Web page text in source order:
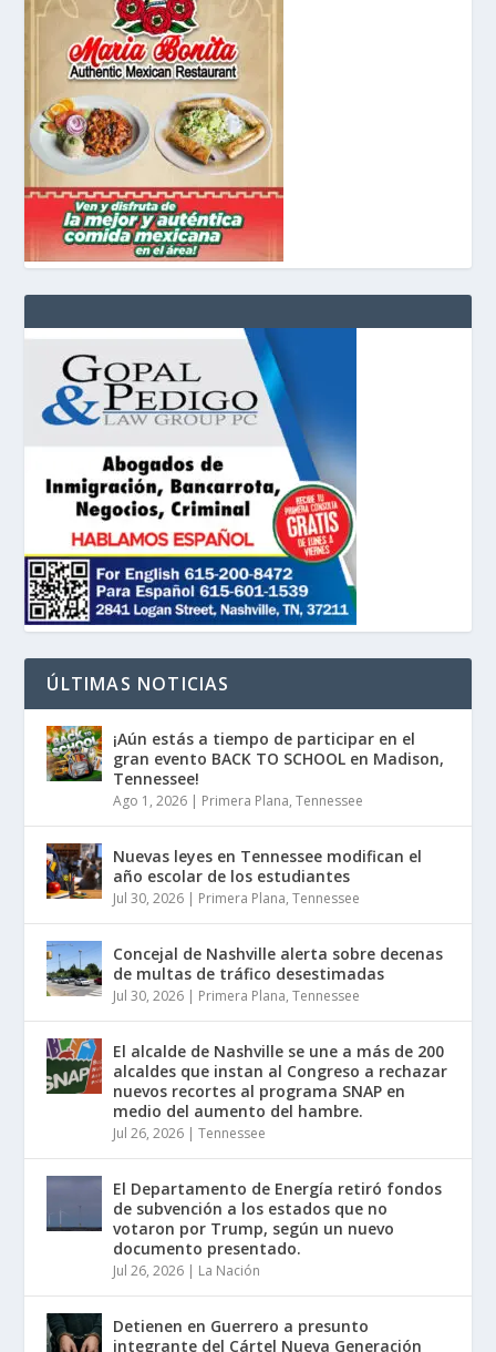
ÚLTIMAS NOTICIAS
¡Aún estás a tiempo de participar en el
gran evento BACK TO SCHOOL en Madison,
Tennessee!
Ago 1, 2026 | Primera Plana,Tennessee
Nuevas leyes en Tennessee modifican el
año escolar de los estudiantes
Jul 30, 2026 | Primera Plana,Tennessee
Concejal de Nashville alerta sobre decenas
de multas de tráfico desestimadas
Jul 30, 2026 | Primera Plana,Tennessee
El alcalde de Nashville se une a más de 200
alcaldes que instan al Congreso a rechazar
nuevos recortes al programa SNAP en
medio del aumento del hambre.
Jul 26, 2026 |Tennessee
El Departamento de Energía retiró fondos
de subvención a los estados que no
votaron por Trump, según un nuevo
documento presentado.
Jul 26, 2026 | La Nación
Detienen en Guerrero a presunto
integrante del Cártel Nueva Generación